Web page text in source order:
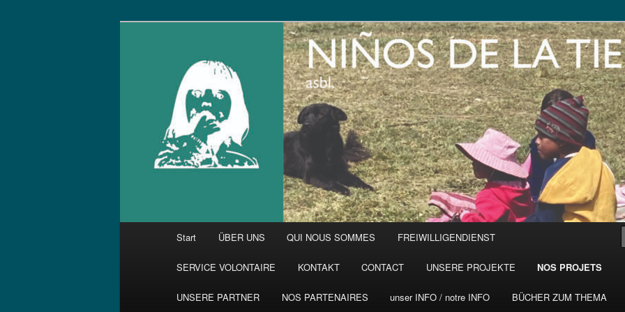
Start ÜBER UNS QUI NOUS SOMMES FREIWILLIGENDIENST
SERVICE VOLONTAIRE KONTAKT CONTACT UNSERE PROJEKTE NOS PROJETS
UNSERE PARTNER NOS PARTENAIRES unser INFO / notre INFO BÜCHER ZUM THEMA